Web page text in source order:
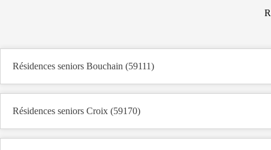
Résidences seniors Bouchain (59111)
Résidences seniors Croix (59170)